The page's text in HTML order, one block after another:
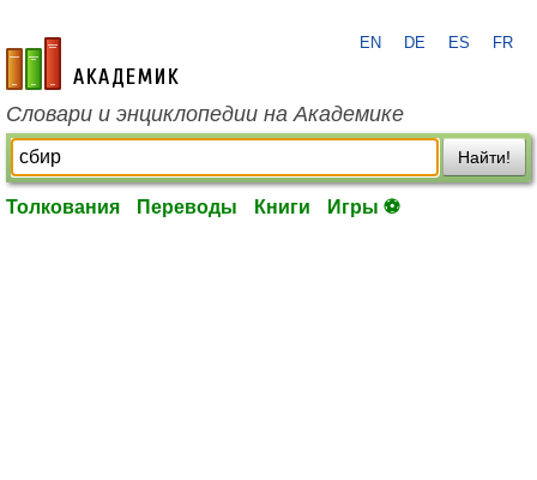
academic.ru
EN DE ES FR
Словари и энциклопедии на Академике
Найти!
Толкования Переводы Книги Игры ⚽